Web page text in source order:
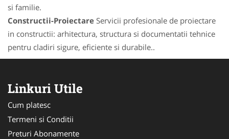
si familie.
Constructii-Proiectare Servicii profesionale de proiectare
in constructii: arhitectura, structura si documentatii tehnice
pentru cladiri sigure, eficiente si durabile..
Linkuri Utile
Cum platesc
Termeni si Conditii
Preturi Abonamente